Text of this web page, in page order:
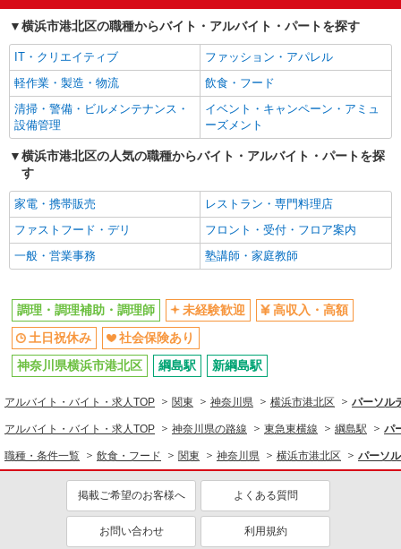
土日祝休み
社会保険あり
飲食・フード
調理・調理補助・調理師
同じ特徴から求人を探す
未経験歓迎
土日祝休み
横浜市港北区の職種からバイト・アルバイト・パートを探す
IT・クリエイティブ
ファッション・アパレル
軽作業・製造・物流
飲食・フード
清掃・警備・ビルメンテナンス・
設備管理
イベント・キャンペーン・アミュ
ーズメント
横浜市港北区の人気の職種からバイト・アルバイト・パートを探
す
家電・携帯販売
レストラン・専門料理店
ファストフード・デリ
フロント・受付・フロア案内
一般・営業事務
塾講師・家庭教師
調理・調理補助・調理師 未経験歓迎
高収入・高額
土日祝休み
社会保険あり
神奈川県横浜市港北区
綱島駅 新綱島駅
アルバイト・バイト・求人TOP 関東 神奈川県 横浜市港北区 パーソル
アルバイト・バイト・求人TOP 神奈川県の路線 東急東横線 綱島駅 パ
職種・条件一覧 飲食・フード 関東 神奈川県 横浜市港北区 パーソ
掲載ご希望のお客様へ よくある質問
お問い合わせ 利用規約